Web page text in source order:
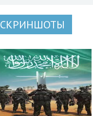
СКРИНШОТЫ